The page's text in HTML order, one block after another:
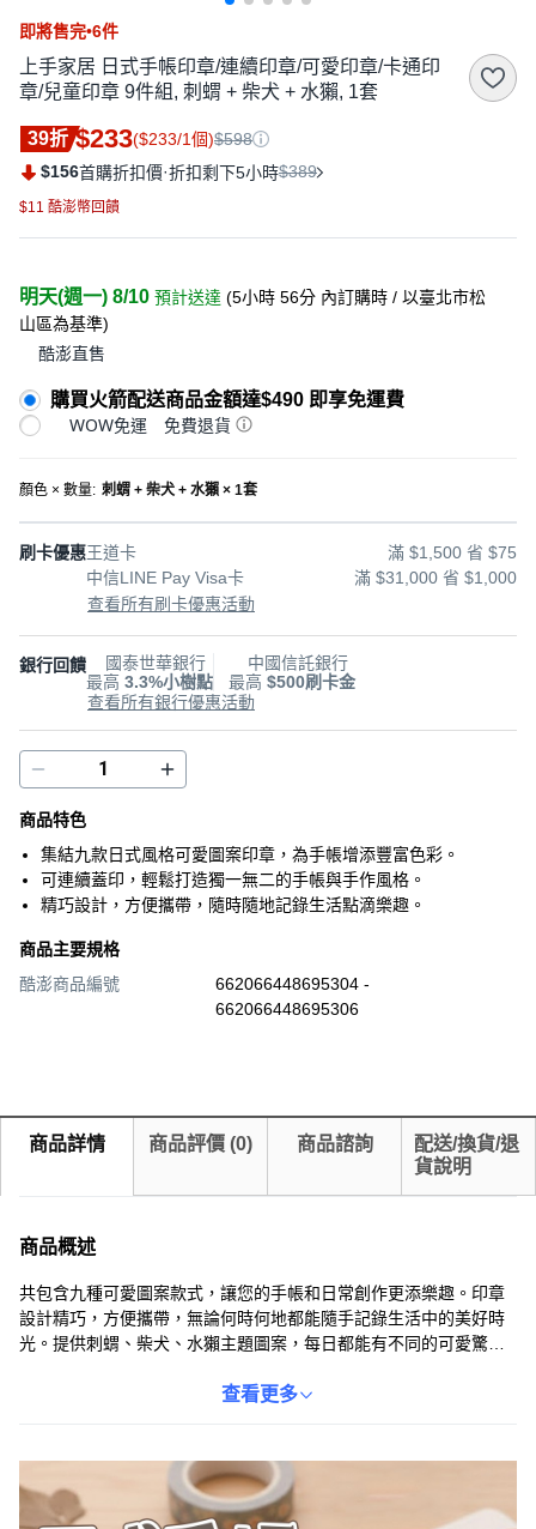
即將售完•6件
上手家居 日式手帳印章/連續印章/可愛印章/卡通印
章/兒童印章 9件組, 刺蝟 + 柴犬 + 水獺, 1套
39折 $233($233/1個)$598
$156首購折扣價·折扣剩下5小時$389
$11 酷澎幣回饋
明天(週一) 8/10 預計送達 (5小時 56分 內訂購時 / 以臺北市松
山區為基準)
酷澎直售
購買火箭配送商品金額達$490 即享免運費
WOW免運 免費退貨
顏色 × 數量: 刺蝟 + 柴犬 + 水獺 × 1套
刷卡優惠王道卡
滿 $1,500 省 $75
中信LINE Pay Visa卡
滿 $31,000 省 $1,000
查看所有刷卡優惠活動
銀行回饋
國泰世華銀行
最高 3.3%小樹點
中國信託銀行
最高 $500刷卡金
查看所有銀行優惠活動
商品特色
集結九款日式風格可愛圖案印章，為手帳增添豐富色彩。
可連續蓋印，輕鬆打造獨一無二的手帳與手作風格。
精巧設計，方便攜帶，隨時隨地記錄生活點滴樂趣。
商品主要規格
酷澎商品編號
662066448695304 -
662066448695306
商品詳情 商品評價 (0) 商品諮詢
配送/換貨/退
貨說明
商品概述
共包含九種可愛圖案款式，讓您的手帳和日常創作更添樂趣。印章
設計精巧，方便攜帶，無論何時何地都能隨手記錄生活中的美好時
光。提供刺蝟、柴犬、水獺主題圖案，每日都能有不同的可愛驚
果，為您的手帳、日記或卡片製作帶來無限的創意可能。
查看更多